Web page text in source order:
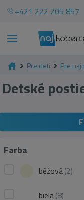
+421 222 205 857
Pre deti Pre
Detské
Farba
béžová(2)
biela(8)